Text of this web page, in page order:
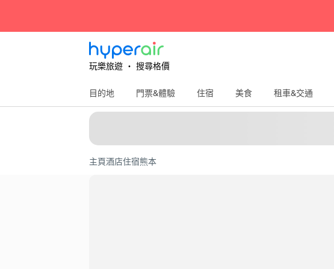
玩樂旅遊 ‧ 搜尋格價
目的地 門票&體驗 住宿 美食 租車&交通
主頁酒店住宿熊本